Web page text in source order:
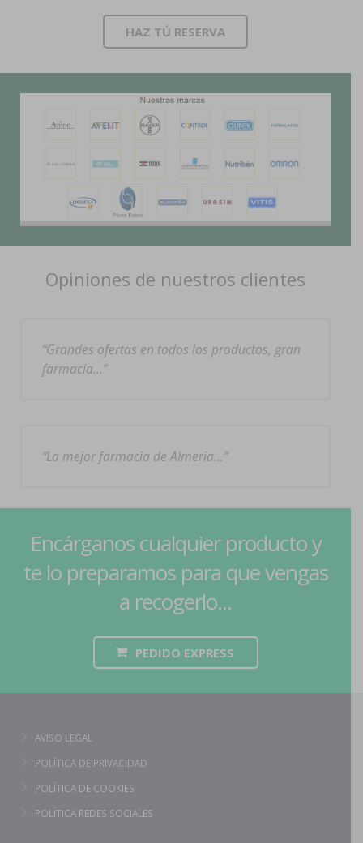
HAZ TÚ RESERVA
Opiniones de nuestros clientes
Grandes ofertas en todos los productos, gran
farmacia…
La mejor farmacia de Almería…
Encárganos cualquier producto y
te lo preparamos para que vengas
a recogerlo...
PEDIDO EXPRESS
AVISO LEGAL
POLÍTICA DE PRIVACIDAD
POLÍTICA DE COOKIES
POLÍTICA REDES SOCIALES